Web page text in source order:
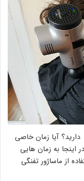
دارید؟ آیا زمان خاصی
اینجا به زمان هایی
از ماساژور تفنگی